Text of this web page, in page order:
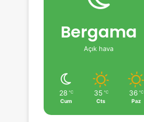
Bergama
Açık hava
28 ℃
Cum
35 ℃
Cts
36 ℃
Paz